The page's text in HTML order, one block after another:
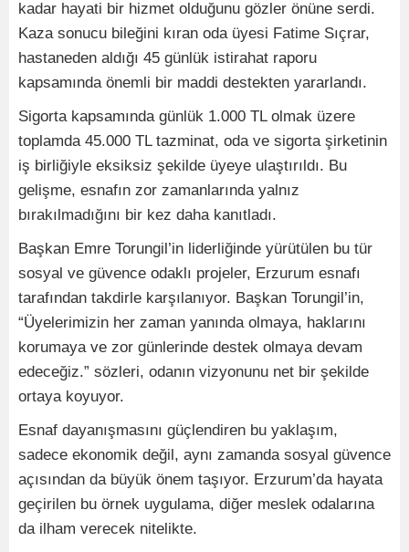
kadar hayati bir hizmet olduğunu gözler önüne serdi.
Kaza sonucu bileğini kıran oda üyesi Fatime Sıçrar,
hastaneden aldığı 45 günlük istirahat raporu
kapsamında önemli bir maddi destekten yararlandı.
Sigorta kapsamında günlük 1.000 TL olmak üzere
toplamda 45.000 TL tazminat, oda ve sigorta şirketinin
iş birliğiyle eksiksiz şekilde üyeye ulaştırıldı. Bu
gelişme, esnafın zor zamanlarında yalnız
bırakılmadığını bir kez daha kanıtladı.
Başkan Emre Torungil’in liderliğinde yürütülen bu tür
sosyal ve güvence odaklı projeler, Erzurum esnafı
tarafından takdirle karşılanıyor. Başkan Torungil’in,
“Üyelerimizin her zaman yanında olmaya, haklarını
korumaya ve zor günlerinde destek olmaya devam
edeceğiz.” sözleri, odanın vizyonunu net bir şekilde
ortaya koyuyor.
Esnaf dayanışmasını güçlendiren bu yaklaşım,
sadece ekonomik değil, aynı zamanda sosyal güvence
açısından da büyük önem taşıyor. Erzurum’da hayata
geçirilen bu örnek uygulama, diğer meslek odalarına
da ilham verecek nitelikte.